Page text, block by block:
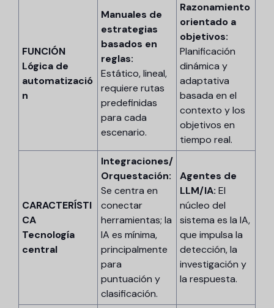
FUNCIÓN
Lógica de
automatizació
n
Manuales de
estrategias
basados en
reglas:
Estático, lineal,
requiere rutas
predefinidas
para cada
escenario.
Razonamiento
orientado a
objetivos:
Planificación
dinámica y
adaptativa
basada en el
contexto y los
objetivos en
tiempo real.
CARACTERÍSTI
CA
Tecnología
central
Integraciones/
Orquestación:
Se centra en
conectar
herramientas; la
IA es mínima,
principalmente
para
puntuación y
clasificación.
Agentes de
LLM/IA: El
núcleo del
sistema es la IA,
que impulsa la
detección, la
investigación y
la respuesta.